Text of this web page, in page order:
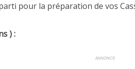
pour la préparation de vos
) :
ANNONCE